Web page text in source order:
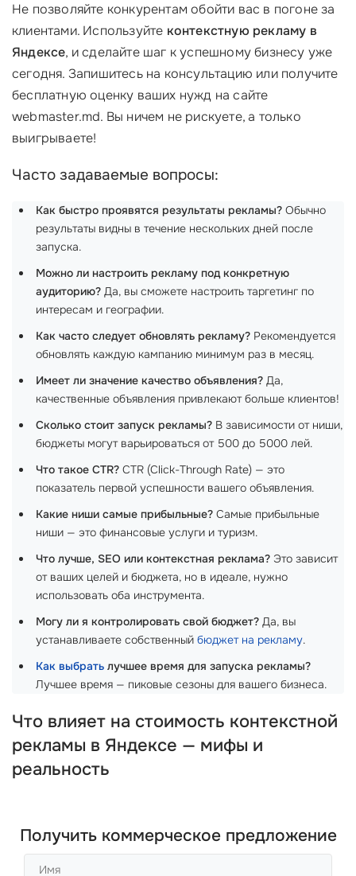
Не позволяйте конкурентам обойти вас в погоне за
клиентами. Используйте контекстную рекламу в
Яндексе, и сделайте шаг к успешному бизнесу уже
сегодня. Запишитесь на консультацию или получите
бесплатную оценку ваших нужд на сайте
webmaster.md. Вы ничем не рискуете, а только
выигрываете!
Часто задаваемые вопросы:
Как быстро проявятся результаты рекламы? Обычно
результаты видны в течение нескольких дней после
запуска.
Можно ли настроить рекламу под конкретную
аудиторию? Да, вы сможете настроить таргетинг по
интересам и географии.
Как часто следует обновлять рекламу? Рекомендуется
обновлять каждую кампанию минимум раз в месяц.
Имеет ли значение качество объявления? Да,
качественные объявления привлекают больше клиентов!
Сколько стоит запуск рекламы? В зависимости от ниши,
бюджеты могут варьироваться от 500 до 5000 лей.
Что такое CTR? CTR (Click-Through Rate) — это
показатель первой успешности вашего объявления.
Какие ниши самые прибыльные? Самые прибыльные
ниши — это финансовые услуги и туризм.
Что лучше, SEO или контекстная реклама? Это зависит
от ваших целей и бюджета, но в идеале, нужно
использовать оба инструмента.
Могу ли я контролировать свой бюджет? Да, вы
устанавливаете собственный бюджет на рекламу.
Как выбрать лучшее время для запуска рекламы?
Лучшее время — пиковые сезоны для вашего бизнеса.
Что влияет на стоимость контекстной
рекламы в Яндексе — мифы и
реальность
Получить коммерческое предложение